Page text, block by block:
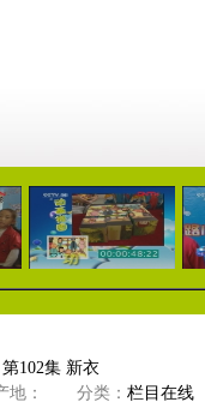
06:26
102集 新衣
： 分类： 栏目在线